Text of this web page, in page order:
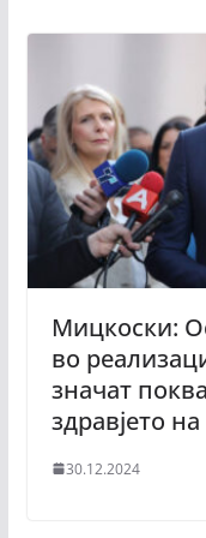
Мицкоски:
во
значат
здравјето
30.12.2024